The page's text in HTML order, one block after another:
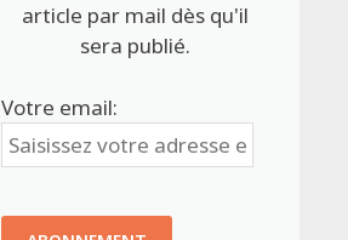
article par mail dès qu'il
sera publié.
Votre email: